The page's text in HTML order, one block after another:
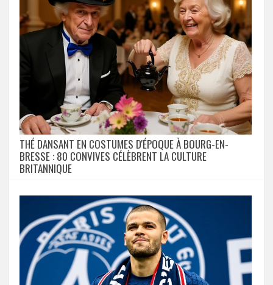
THÉ DANSANT EN COSTUMES D'ÉPOQUE À BOURG-EN-
BRESSE : 80 CONVIVES CÉLÈBRENT LA CULTURE
BRITANNIQUE